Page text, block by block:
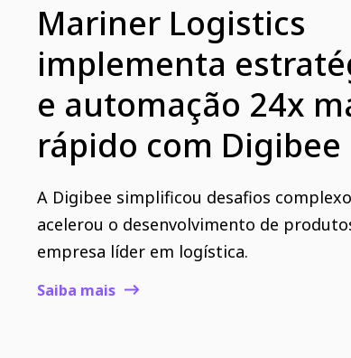
Mariner Logistics
implementa
e automação 24x
rápido com Digibee
A Digibee simplificou desafios
acelerou o desenvolvimento de
empresa líder em logística.
Saiba mais